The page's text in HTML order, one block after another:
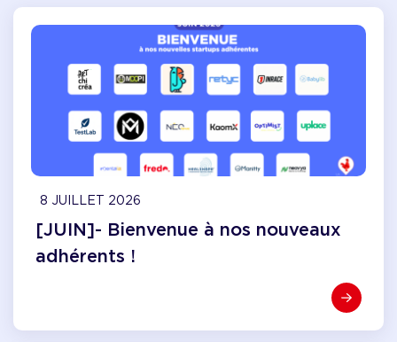
8 JUILLET 2026
[JUIN]- Bienvenue à nos nouveaux
adhérents !